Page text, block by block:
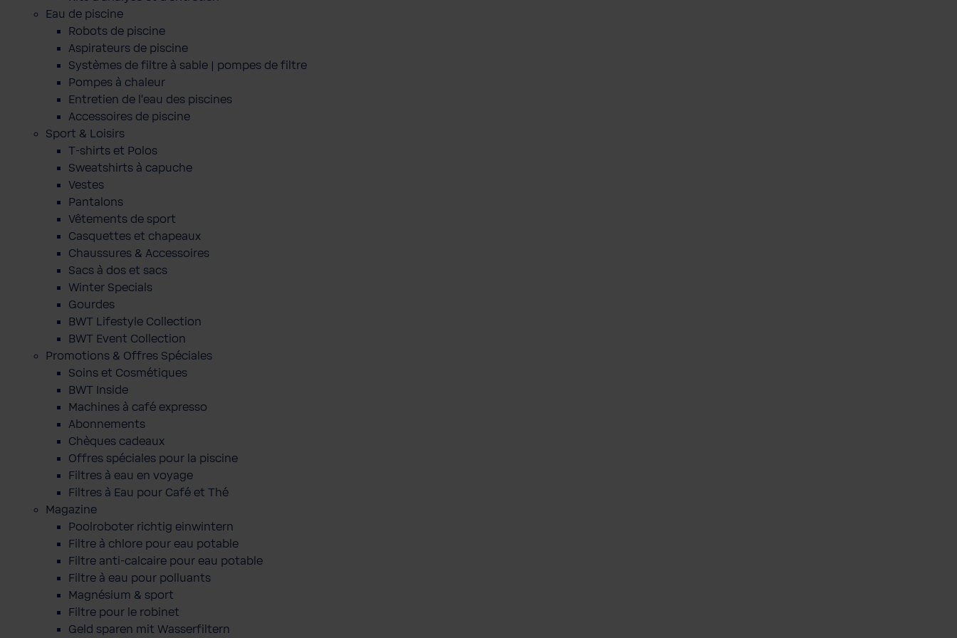
Eau de piscine
Robots de piscine
Aspirateurs de piscine
Systèmes de filtre à sable | pompes de filtre
Pompes à chaleur
Entretien de l'eau des piscines
Accessoires de piscine
Sport & Loisirs
T-shirts et Polos
Sweatshirts à capuche
Vestes
Pantalons
Vêtements de sport
Casquettes et chapeaux
Chaussures & Accessoires
Sacs à dos et sacs
Winter Specials
Gourdes
BWT Lifestyle Collection
BWT Event Collection
Promotions & Offres Spéciales
Soins et Cosmétiques
BWT Inside
Machines à café expresso
Abonnements
Chèques cadeaux
Offres spéciales pour la piscine
Filtres à eau en voyage
Filtres à Eau pour Café et Thé
Magazine
Poolroboter richtig einwintern
Filtre à chlore pour eau potable
Filtre anti-calcaire pour eau potable
Filtre à eau pour polluants
Magnésium & sport
Filtre pour le robinet
Geld sparen mit Wasserfiltern